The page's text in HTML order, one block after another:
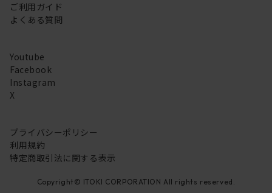
ご利用ガイド
よくある質問
Youtube
Facebook
Instagram
X
プライバシーポリシー
利用規約
特定商取引法に関する表示
Copyright© ITOKI CORPORATION All rights reserved.